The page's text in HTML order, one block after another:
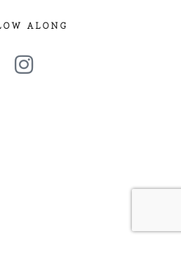
ALONG